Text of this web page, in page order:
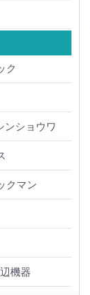
ク
ク
ンショウワ
ク
) クマン
機器